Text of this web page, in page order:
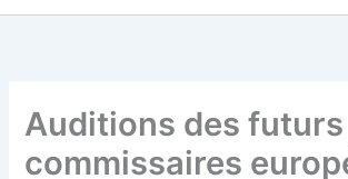
Auditions des futurs
commissaires